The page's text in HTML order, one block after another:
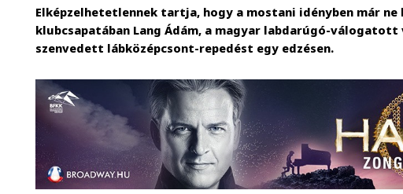
Elképzelhetetlennek tartja, hogy a mostani idényben már ne
klubcsapatában Lang Ádám, a magyar labdarúgó-válogatott
szenvedett lábközépcsont-repedést egy edzésen.